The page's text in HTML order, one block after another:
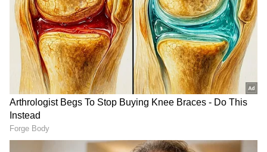
DOWNLOAD APP